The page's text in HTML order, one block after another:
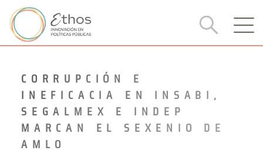
CORRUPCIÓN E
INEFICACIA EN INSABI,
SEGALMEX E INDEP
MARCAN EL SEXENIO DE
AMLO